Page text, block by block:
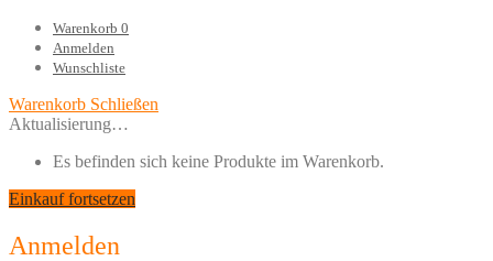
Warenkorb 0
Anmelden
Wunschliste
Warenkorb Schließen
Aktualisierung…
Es befinden sich keine Produkte im Warenkorb.
Einkauf fortsetzen
Anmelden